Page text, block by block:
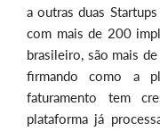
a outras duas
com mais de 200
brasileiro, são mais
firmando como a
faturamento tem
plataforma já